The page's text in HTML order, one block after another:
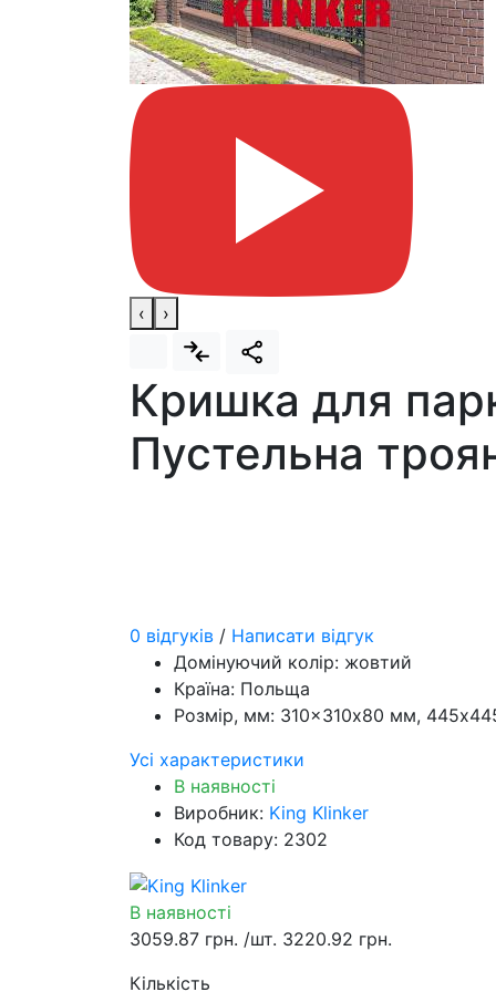
‹ ›
Кришка для
Пустельна
0 відгуків / Написати відгук
Домінуючий колір: жовтий
Країна: Польща
Розмір, мм: 310×310х80 мм,
Усі характеристики
В наявності
Виробник: King Klinker
Код товару: 2302
В наявності
3059.87 грн. /шт. 3220.92 грн.
Кількість